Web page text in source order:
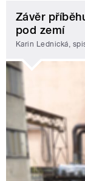
Závěr
pod zemí
Karin Lednická,